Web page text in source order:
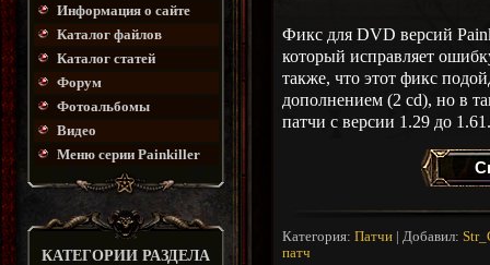
Информация о сайте
Каталог файлов
Каталог статей
Форум
Фотоальбомы
Видео
Меню серии Painkiller
КАТЕГОРИИ РАЗДЕЛА
Фикс для DVD версий
который исправляет
также, что этот фикс
дополнением (2 cd), но в
патчи с версии 1.29 до 1.61.
Категория: Патчи Добавил:
патч